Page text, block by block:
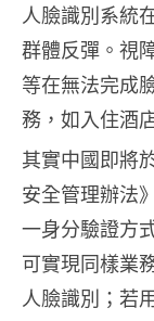
人臉識別系統
群體反彈。視
等在無法完成
務，如入住酒
其實中國即將
安全管理辦法
一身分驗證方
可實現同樣業
人臉識別；若